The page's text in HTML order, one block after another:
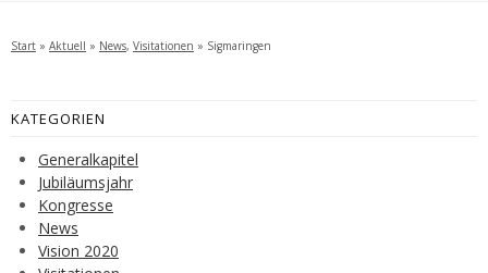
Start » Aktuell » News, Visitationen » Sigmaringen
KATEGORIEN
Generalkapitel
Jubiläumsjahr
Kongresse
News
Vision 2020